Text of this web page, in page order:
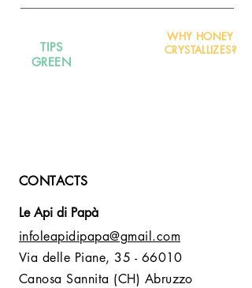
TIPS
GREEN
WHY HONEY
CRYSTALLIZES?
CONTACTS
Le Api di Papà
infoleapidipapa@gmail.com
Via delle Piane, 35 - 66010
Canosa Sannita (CH) Abruzzo